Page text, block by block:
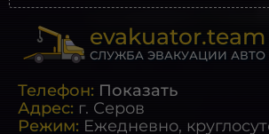
evakuator.team
СЛУЖБА ЭВАКУАЦИИ АВТО
Телефон: Показать
Адрес: г. Серов
Режим: Ежедневно,